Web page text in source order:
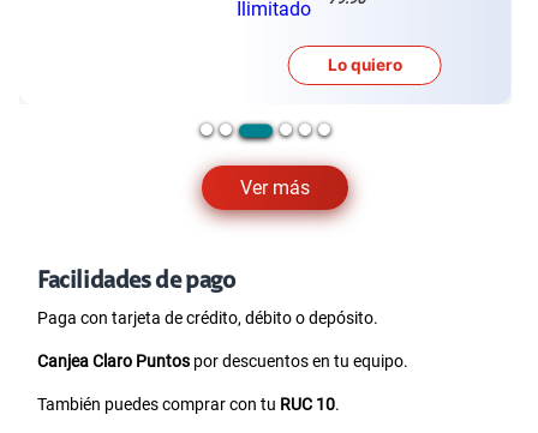
Ver más
Lo quiero
Facilidades de pago
Paga con tarjeta de crédito, débito o depósito.
Canjea Claro Puntos por descuentos en tu equipo.
También puedes comprar con tu RUC 10.